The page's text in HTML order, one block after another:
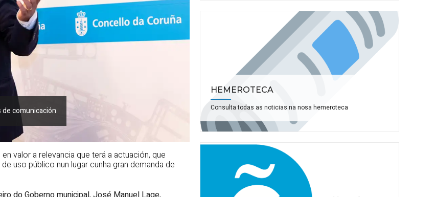
de comunicación
valor a relevancia que terá a actuación, que
uso público nun lugar cunha gran demanda de
HEMEROTECA
Consulta todas as noticias na nosa hemeroteca